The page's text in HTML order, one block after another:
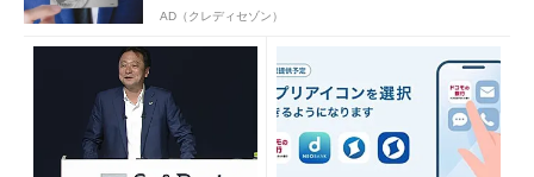
AD（クレディセゾン）